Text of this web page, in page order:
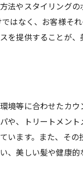
やスタイリング
はなく、お客様そ
提供することが、
等に合わせたカ
、トリートメン
ます。また、そ
美しい髪や健康